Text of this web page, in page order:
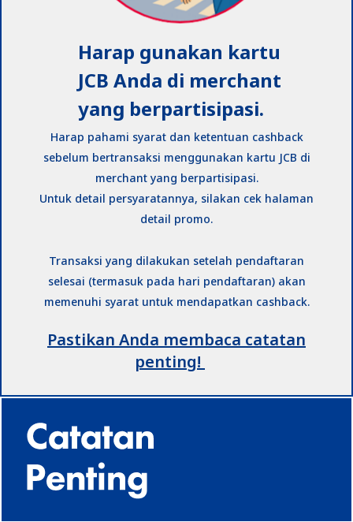
Harap gunakan kartu
JCB Anda di merchant
yang berpartisipasi.
Harap pahami syarat dan ketentuan cashback
sebelum bertransaksi menggunakan kartu JCB di
merchant yang berpartisipasi.
Untuk detail persyaratannya, silakan cek halaman
detail promo.
Transaksi yang dilakukan setelah pendaftaran
selesai (termasuk pada hari pendaftaran) akan
memenuhi syarat untuk mendapatkan cashback.
Pastikan Anda membaca catatan
penting!